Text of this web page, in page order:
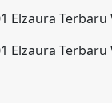
Elzaura Terbaru
Elzaura Terbaru